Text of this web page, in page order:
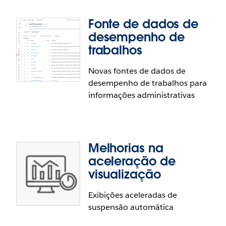
e restaurá-las.
Visualização de entrada/saída para
testes de política
visíveis ou ocultos após a aplicação das políticas a
uma coluna.
Fonte de dados de
desempenho de
trabalhos
Novas fontes de dados de
desempenho de trabalhos para
informações administrativas
Fonte de dados de desempenho de
Melhorias na
aceleração de
visualização
Exibições aceleradas de
suspensão automática